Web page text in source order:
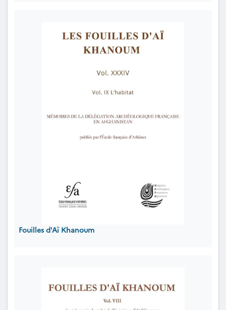
Fouilles d'Aï Khanoum